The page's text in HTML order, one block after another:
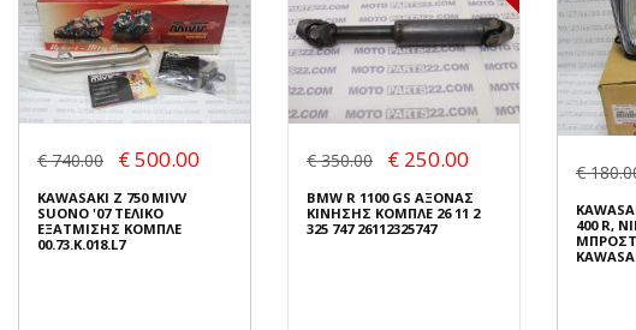
€ 740.00 € 500.00
KAWASAKI Z 750 MIVV
SUONO '07 ΤΕΛΙΚΟ
ΕΞΑΤΜΙΣΗΣ ΚΟΜΠΛΕ
00.73.K.018.L7
€ 350.00 € 250.00
BMW R 1100 GS ΑΞΟΝΑΣ
ΚΙΝΗΣΗΣ ΚΟΜΠΛΕ 26 11 2
325 747 26112325747
€
400 R,